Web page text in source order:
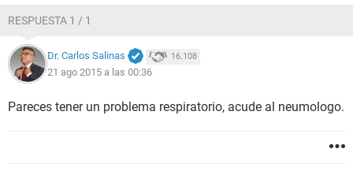
RESPUESTA 1 / 1
Dr. Carlos Salinas 16.108
21 ago 2015 a las 00:36
Pareces tener un problema respiratorio, acude al neumologo.